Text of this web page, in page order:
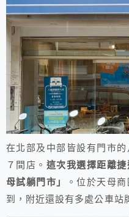
在北部及中部皆設有門市的
７間店。 這次我選擇距離
母試躺門市」
。位於天母
到，附近還設有多處公車站